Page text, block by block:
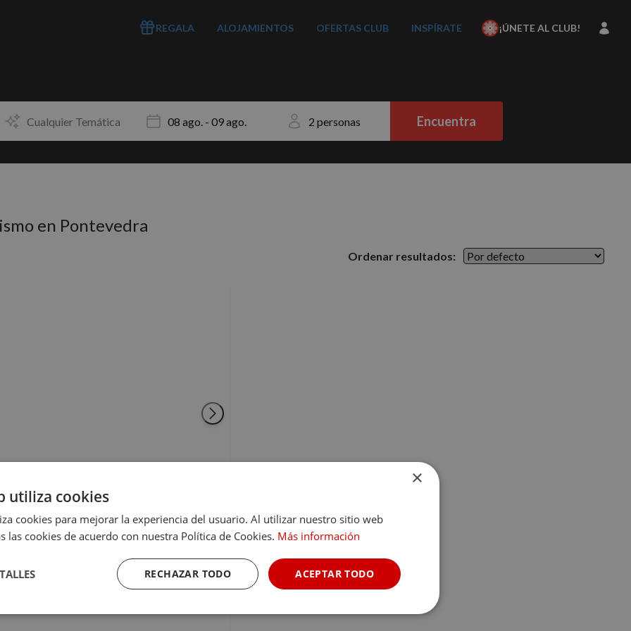
REGALA ALOJAMIENTOS OFERTAS CLUB INSPÍRATE ¡ÚNETE AL CLUB!
Encuentra
en Pontevedra
Ordenar resultados:
CON CENA Y VISITA A LA BODEGA EN
×
utiliza cookies
cookies para mejorar la experiencia del usuario. Al utilizar nuestro sitio web
las cookies de acuerdo con nuestra Política de Cookies. Más información
ACEPTAR TODO
RECHAZAR TODO
Cookies de
Cookies de
Cookies de
Cookies no